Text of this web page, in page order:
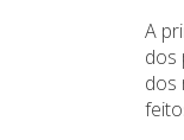
A
dos
dos